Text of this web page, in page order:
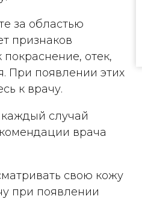
за областью
признаков
отек,
При появлении этих
к врачу.
случай
врача
свою кожу
при появлении